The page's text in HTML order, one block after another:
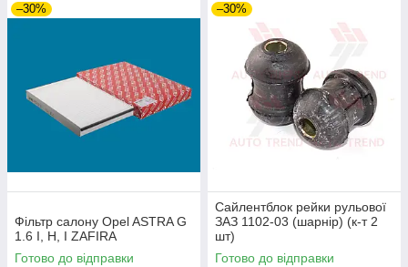
–30%
Фільтр салону Opel ASTRA G
1.6 I, H, I ZAFIRA
Готово до відправки
–30%
Сайлентблок рейки рульової
ЗАЗ 1102-03 (шарнір) (к-т 2
шт)
Готово до відправки